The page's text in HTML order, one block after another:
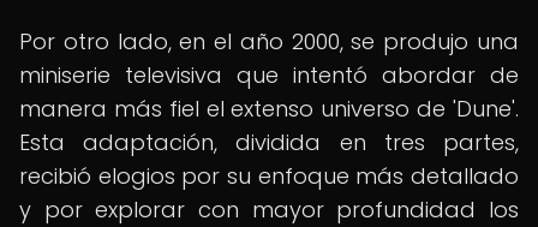
Por otro lado, en el año 2000, se produjo una
miniserie televisiva que intentó abordar de
manera más fiel el extenso universo de 'Dune'.
Esta adaptación, dividida en tres partes,
recibió elogios por su enfoque más detallado
y por explorar con mayor profundidad los